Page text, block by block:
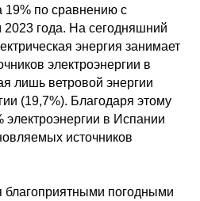
19% по сравнению с
года. На сегодняшний
энергия занимает
электроэнергии в
лишь ветровой энергии
(19,7%). Благодаря этому
электроэнергии в Испании
источников
благоприятными погодными